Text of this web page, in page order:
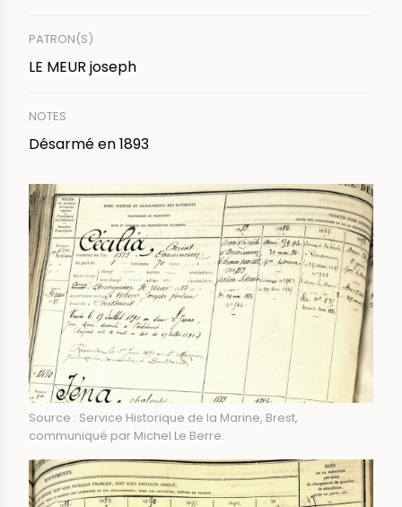
PATRON(S)
LE MEUR joseph
NOTES
Désarmé en 1893
IMAGE
Source : Service Historique de la Marine, Brest,
communiqué par Michel Le Berre.